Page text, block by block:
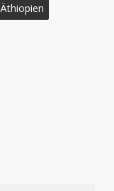
Äthiopien